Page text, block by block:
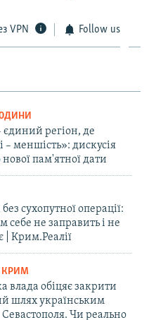
VPN Follow us
регіон, де
– меншість»: дискусія
пам'ятної дати
сухопутної операції:
себе не заправить і не
| Крим.Реалії
КРИМ
влада обіцяє закрити
шлях українським
Чи реально